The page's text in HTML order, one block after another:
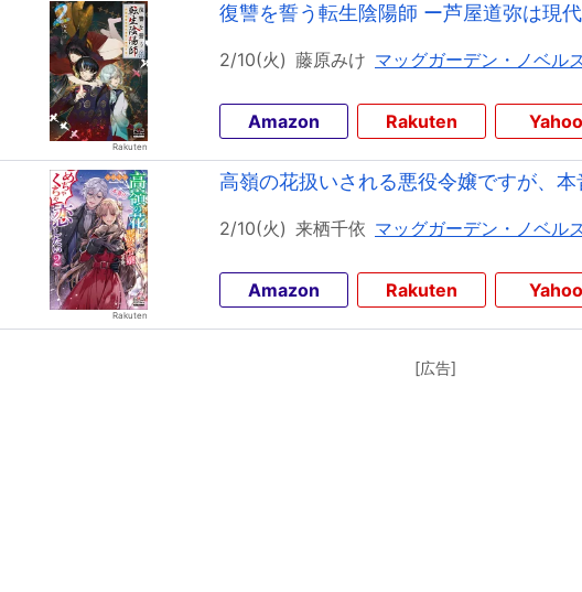
復讐を誓う転生陰陽師 ー芦屋道弥は現
2/10(火) 藤原みけ マッグガーデン・ノベル
Amazon Rakuten
高嶺の花扱いされる悪役令嬢ですが、
2/10(火) 来栖千依 マッグガーデン・ノベル
Amazon Rakuten
[広告]